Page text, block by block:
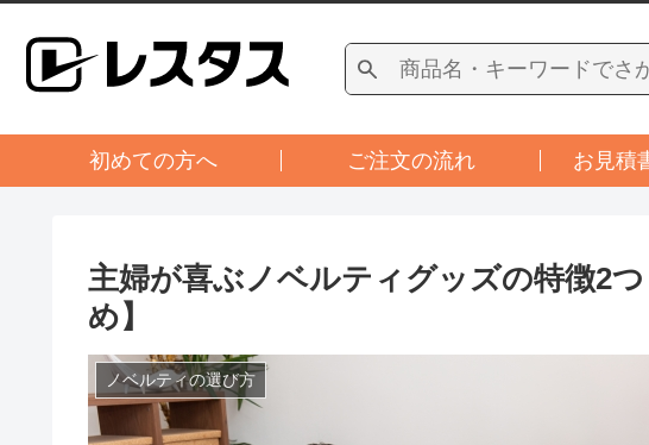
初めての方へ ご注文の流れ お見積
主婦が喜ぶノベルティグッズの特徴2
め】
ノベルティの選び方